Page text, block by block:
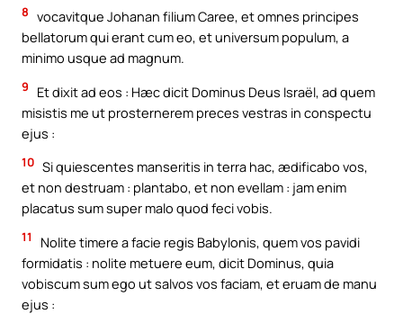
8 vocavitque Johanan filium Caree, et omnes principes
bellatorum qui erant cum eo, et universum populum, a
minimo usque ad magnum.
9
Et dixit ad eos : Hæc dicit Dominus Deus Israël, ad quem
misistis me ut prosternerem preces vestras in conspectu
ejus :
10 Si quiescentes manseritis in terra hac, ædificabo vos,
et non destruam : plantabo, et non evellam : jam enim
placatus sum super malo quod feci vobis.
11
Nolite timere a facie regis Babylonis, quem vos pavidi
formidatis : nolite metuere eum, dicit Dominus, quia
vobiscum sum ego ut salvos vos faciam, et eruam de manu
ejus :